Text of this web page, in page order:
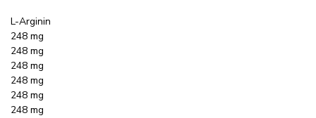
L-Arginin
248 mg
248 mg
248 mg
248 mg
248 mg
248 mg